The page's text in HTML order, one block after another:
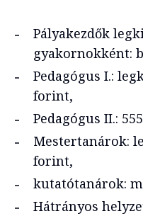
Pályakezdők
gyakornokként:
Pedagógus I.:
forint,
Pedagógus II.:
Mestertanárok:
forint,
kutatótanárok:
Hátrányos